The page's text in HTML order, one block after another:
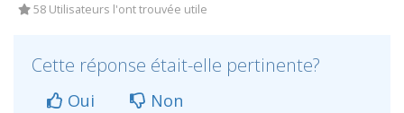
58 Utilisateurs l'ont trouvée utile
Cette réponse était-elle pertinente?
Oui Non